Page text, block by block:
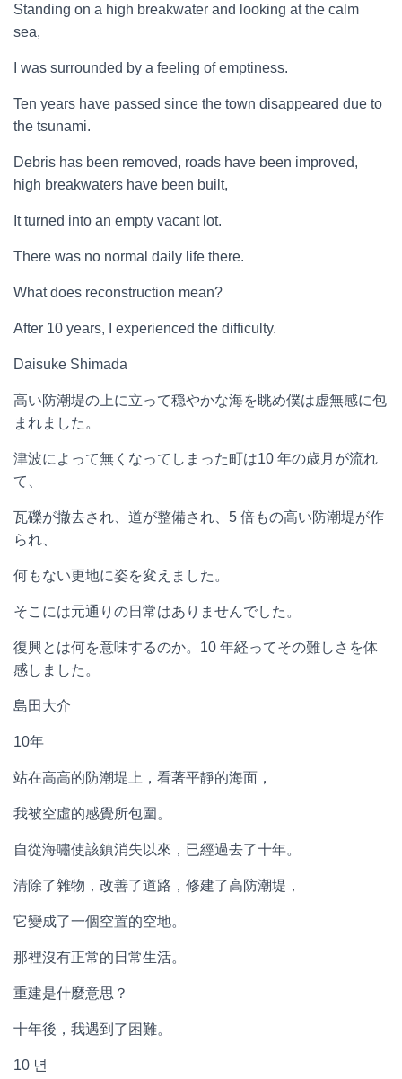
Standing on a high breakwater and looking at the calm
sea,
I was surrounded by a feeling of emptiness.
Ten years have passed since the town disappeared due to
the tsunami.
Debris has been removed, roads have been improved,
high breakwaters have been built,
It turned into an empty vacant lot.
There was no normal daily life there.
What does reconstruction mean?
After 10 years, I experienced the difficulty.
Daisuke Shimada
高い防潮堤の上に立って穏やかな海を眺め僕は虚無感に包
まれました。
津波によって無くなってしまった町は10 年の歳月が流れ
て、
瓦礫が撤去され、道が整備され、5 倍もの高い防潮堤が作
られ、
何もない更地に姿を変えました。
そこには元通りの日常はありませんでした。
復興とは何を意味するのか。10 年経ってその難しさを体
感しました。
島田大介
10年
站在高高的防潮堤上，看著平靜的海面，
我被空虛的感覺所包圍。
自從海嘯使該鎮消失以來，已經過去了十年。
清除了雜物，改善了道路，修建了高防潮堤，
它變成了一個空置的空地。
那裡沒有正常的日常生活。
重建是什麼意思？
十年後，我遇到了困難。
10 년